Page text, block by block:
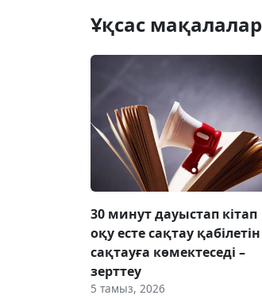
Ұқсас мақалалар
30 минут дауыстап кітап
оқу есте сақтау қабілетін
сақтауға көмектеседі –
зерттеу
5 тамыз, 2026